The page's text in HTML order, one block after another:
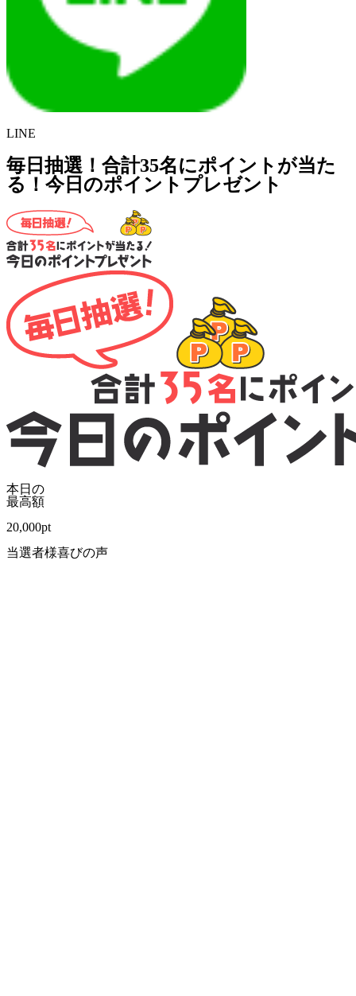
LINE
毎日抽選！合計35名にポイントが当た
る！今日のポイントプレゼント
本日の
最高額
20,000pt
当選者様喜びの声